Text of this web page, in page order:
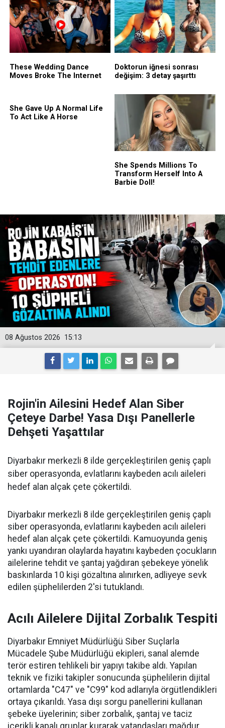
15:13
08 Ağustos 2026
Rojin'in Ailesini Hedef Alan Siber
Çeteye Darbe! Yasa Dışı Panellerle
Dehşeti Yaşattılar
Diyarbakır merkezli 8 ilde gerçekleştirilen geniş çaplı
siber operasyonda, evlatlarını kaybeden acılı aileleri
hedef alan alçak çete çökertildi.
Diyarbakır merkezli 8 ilde gerçekleştirilen geniş çaplı
siber operasyonda, evlatlarını kaybeden acılı aileleri
hedef alan alçak çete çökertildi. Kamuoyunda geniş
yankı uyandıran olaylarda hayatını kaybeden çocukların
ailelerine tehdit ve şantaj yağdıran şebekeye yönelik
baskınlarda 10 kişi gözaltına alınırken, adliyeye sevk
edilen şüphelilerden 2'si tutuklandı.
Acılı Ailelere Dijital Zorbalık Tespiti
Diyarbakır Emniyet Müdürlüğü Siber Suçlarla
Mücadele Şube Müdürlüğü ekipleri, sanal alemde
terör estiren tehlikeli bir yapıyı takibe aldı. Yapılan
teknik ve fiziki takipler sonucunda şüphelilerin dijital
ortamlarda "C47" ve "C99" kod adlarıyla örgütlendikleri
ortaya çıkarıldı. Yasa dışı sorgu panellerini kullanan
şebeke üyelerinin; siber zorbalık, şantaj ve taciz
içerikli kapalı gruplar kurarak vatandaşları mağdur